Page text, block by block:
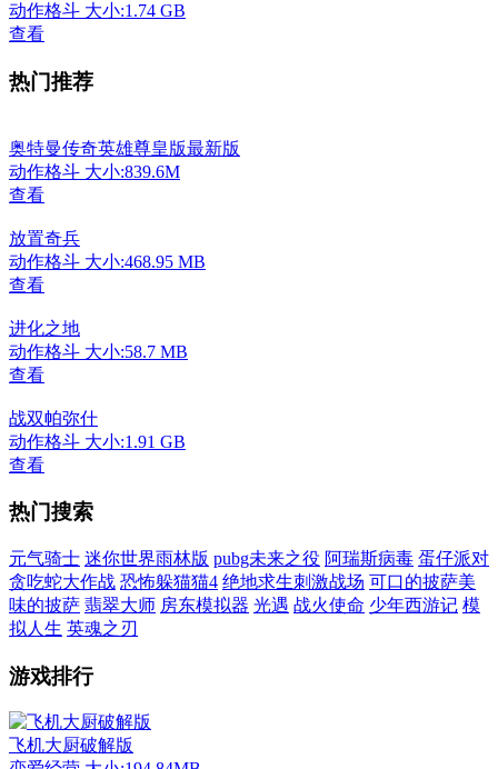
动作格斗 大小:1.74 GB
查看
热门推荐
奥特曼传奇英雄尊皇版最新版
动作格斗 大小:839.6M
查看
放置奇兵
动作格斗 大小:468.95 MB
查看
进化之地
动作格斗 大小:58.7 MB
查看
战双帕弥什
动作格斗 大小:1.91 GB
查看
热门搜索
元气骑士 迷你世界雨林版 pubg未来之役 阿瑞斯病毒 蛋仔派对
贪吃蛇大作战 恐怖躲猫猫4 绝地求生刺激战场 可口的披萨美
味的披萨 翡翠大师 房东模拟器 光遇 战火使命 少年西游记 模
拟人生 英魂之刃
游戏排行
飞机大厨破解版